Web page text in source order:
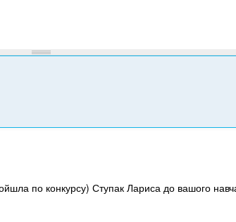
по конкурсу) Ступак Лариса до вашого